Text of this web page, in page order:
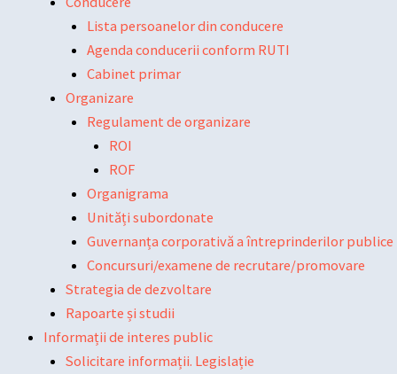
Lista persoanelor din conducere
Agenda conducerii conform RUTI
Cabinet primar
Organizare
Regulament de organizare
ROI
ROF
Organigrama
Unități subordonate
Guvernanța corporativă a întreprinderilor publice
Concursuri/examene de recrutare/promovare
Strategia de dezvoltare
Rapoarte și studii
Informații de interes public
Solicitare informații. Legislație